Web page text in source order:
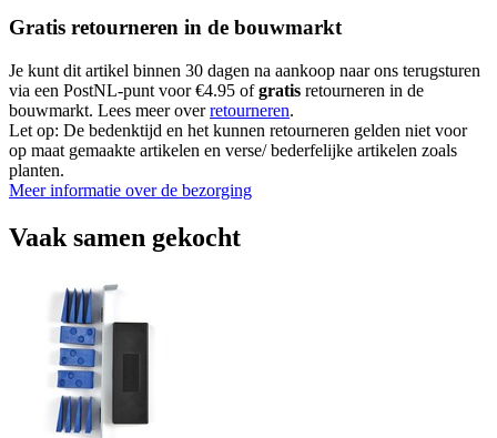
Gratis retourneren in de bouwmarkt
Je kunt dit artikel binnen 30 dagen na aankoop naar ons terugsturen
via een PostNL-punt voor €4.95 ofgratis retourneren in de
bouwmarkt. Lees meer overretourneren.
Let op: De bedenktijd en het kunnen retourneren gelden niet voor
op maat gemaakte artikelen en verse/ bederfelijke artikelen zoals
planten.
Meer informatie over de bezorging
Vaak samen gekocht